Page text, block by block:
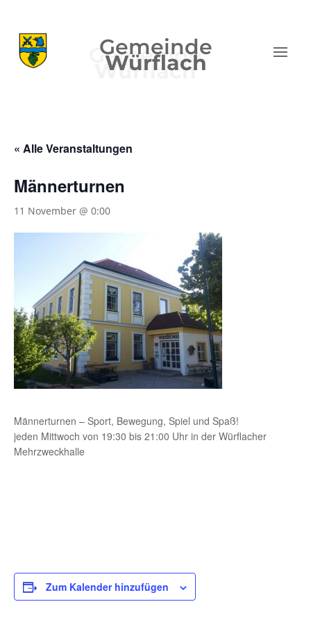
Gemeinde
Würflach
« Alle Veranstaltungen
Männerturnen
11 November @ 0:00
Männerturnen – Sport, Bewegung, Spiel und Spaß!
jeden Mittwoch von 19:30 bis 21:00 Uhr in der Würflacher
Mehrzweckhalle
Zum Kalender hinzufügen